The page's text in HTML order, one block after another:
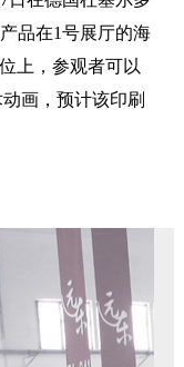
品在1号展厅的海
上，参观者可以
画，预计该印刷